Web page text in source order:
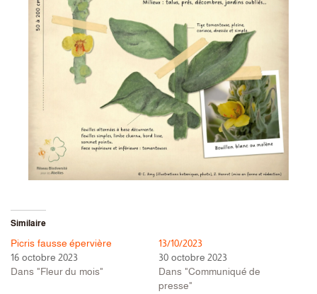
Similaire
Picris fausse épervière
16 octobre 2023
Dans "Fleur du mois"
13/10/2023
30 octobre 2023
Dans "Communiqué de
presse"